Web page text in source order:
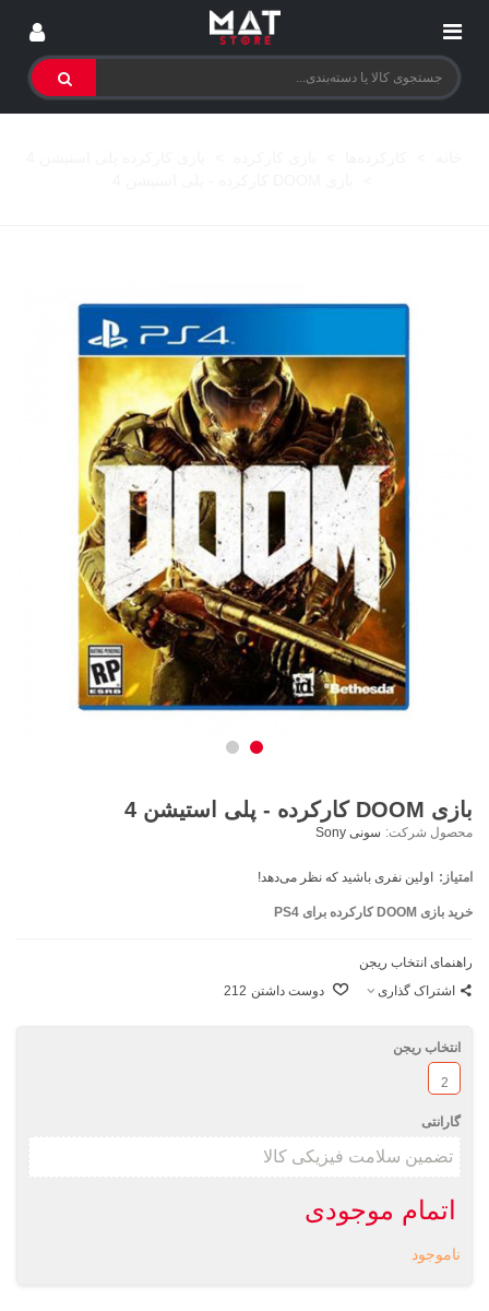
بازی DOOM کارکرده - پلی استیشن 4
محصول شرکت: سونی Sony
امتیاز: اولین نفری باشید که نظر می‌دهد!
خرید بازی DOOM کارکرده برای PS4
راهنمای انتخاب ریجن
اشتراک گذاری
دوست داشتن 212
انتخاب ریجن
2
گارانتی
اتمام موجودی
ناموجود